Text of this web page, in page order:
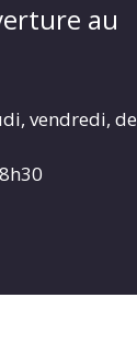
au
vendredi, de